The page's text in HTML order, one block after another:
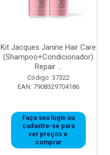
Kit Jacques Janine Hair Care
(Shampoo+Condicionador)
Repair ...
Código: 37322
EAN: 7908329704186
Faça seu login ou
cadastre-se para
ver preços e
comprar